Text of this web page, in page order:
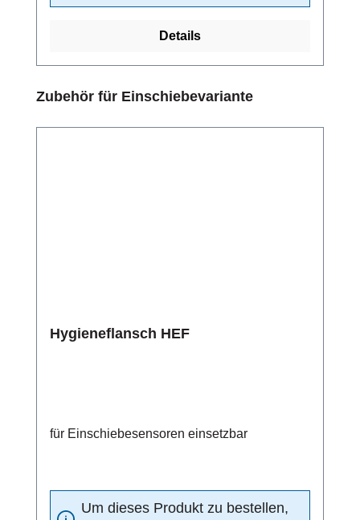
Details
Produktgalerie überspringen
Zubehör für Einschiebevariante
Hygieneflansch HEF
für Einschiebesensoren einsetzbar
Um dieses Produkt zu bestellen,